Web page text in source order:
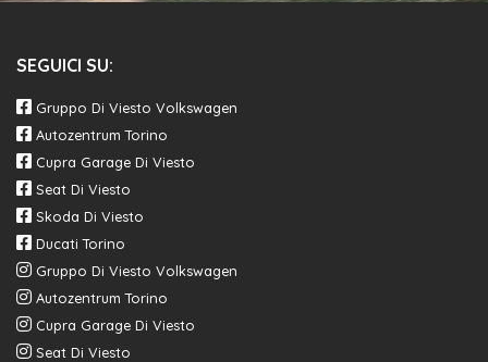
SEGUICI SU:
Gruppo Di Viesto Volkswagen
Autozentrum Torino
Cupra Garage Di Viesto
Seat Di Viesto
Skoda Di Viesto
Ducati Torino
Gruppo Di Viesto Volkswagen
Autozentrum Torino
Cupra Garage Di Viesto
Seat Di Viesto